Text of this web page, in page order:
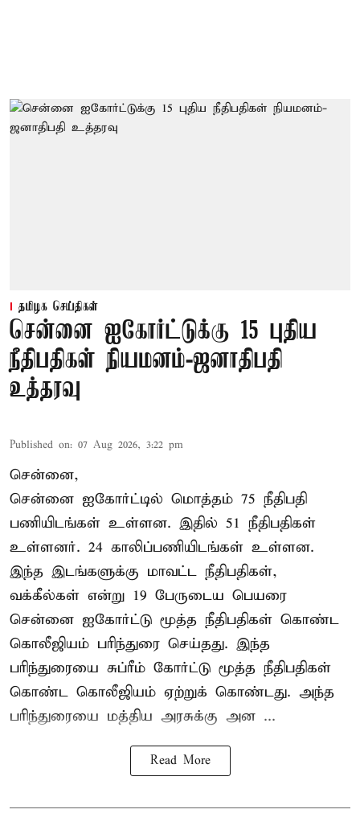
தமிழக செய்திகள்
சென்னை ஐகோர்ட்டுக்கு 15 புதிய
நீதிபதிகள் நியமனம்-ஜனாதிபதி
உத்தரவு
Published on: 07 Aug 2026, 3:22 pm
சென்னை,
சென்னை ஐகோர்ட்டில் மொத்தம் 75 நீதிபதி
பணியிடங்கள் உள்ளன. இதில் 51 நீதிபதிகள்
உள்ளனர். 24 காலிப்பணியிடங்கள் உள்ளன.
இந்த இடங்களுக்கு மாவட்ட நீதிபதிகள்,
வக்கீல்கள் என்று 19 பேருடைய பெயரை
சென்னை ஐகோர்ட்டு மூத்த நீதிபதிகள் கொண்ட
கொலீஜியம் பரிந்துரை செய்தது. இந்த
பரிந்துரையை சுப்ரீம் கோர்ட்டு மூத்த நீதிபதிகள்
கொண்ட கொலீஜியம் ஏற்றுக் கொண்டது. அந்த
பரிந்துரையை மத்திய அரசுக்கு அன ...
Read More